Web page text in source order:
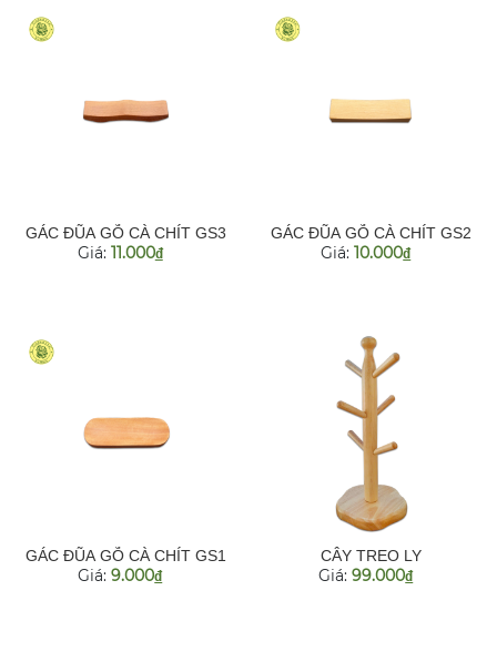
GÁC ĐŨA GỖ CÀ CHÍT GS3
Giá: 11.000đ
GÁC ĐŨA GỖ CÀ CHÍT GS2
Giá:10.000đ
GÁC ĐŨA GỖ CÀ CHÍT GS1
Giá:9.000đ
CÂY TREO LY
Giá:99.000đ